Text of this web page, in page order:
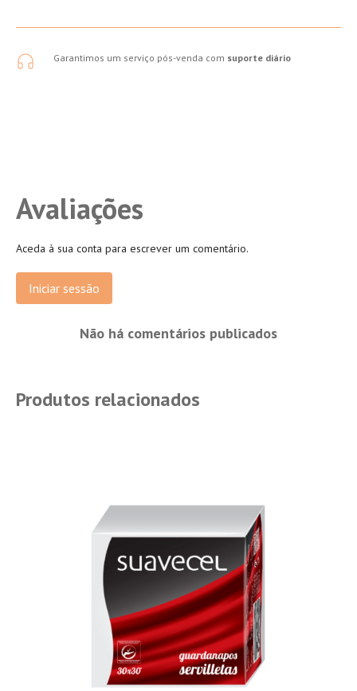
Garantimos um serviço pós-venda com suporte diário
Avaliações
Aceda à sua conta para escrever um comentário.
Iniciar sessão
Não há comentários publicados
Produtos relacionados